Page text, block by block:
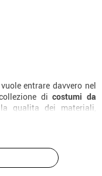
entrare davvero nel
dicostumi da
qualita dei materiali,
disponibili. Completa il
un semplice